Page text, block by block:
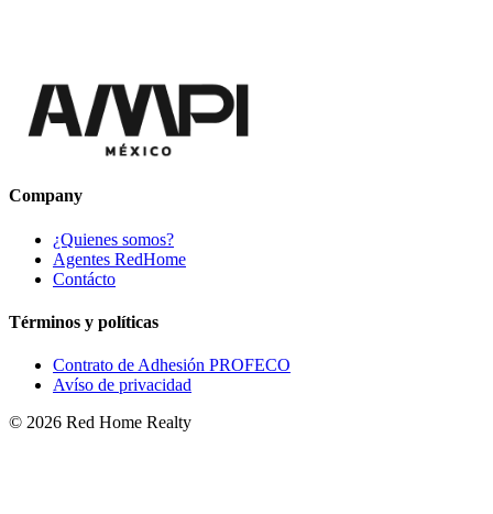
Company
¿Quienes somos?
Agentes RedHome
Contácto
Términos y políticas
Contrato de Adhesión PROFECO
Avíso de privacidad
© 2026 Red Home Realty